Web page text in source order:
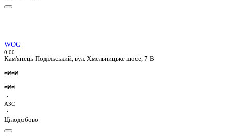
WOG
0.00
Кам'янець-Подільський, вул. Хмельницьке шосе, 7-В
₴₴₴₴
₴₴₴
·
АЗС
·
Цілодобово